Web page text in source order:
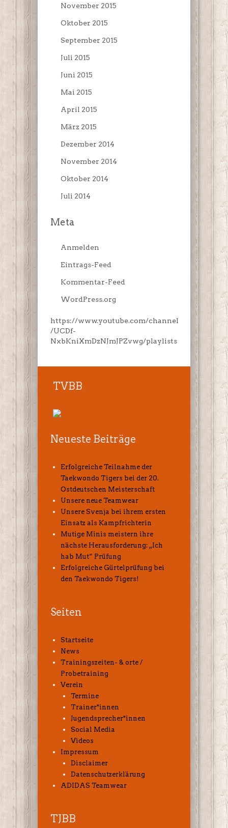
November 2015
Oktober 2015
September 2015
Juli 2015
Juni 2015
Mai 2015
April 2015
März 2015
Dezember 2014
November 2014
Oktober 2014
Juli 2014
Meta
Anmelden
Eintrags-Feed
Kommentar-Feed
WordPress.org
https://www.youtube.com/channel
/UCDf-
NxbKniXmDzNJmJPZvwg/playlists
TVBB
Neueste Beiträge
Erfolgreiche Teilnahme der
Taekwondo Tigers bei der 20.
Ostdeutschen Meisterschaft
Unsere neue Teamwear
Unsere Svenja bei ihrem ersten
Einsatz als Kampfrichterin
Mutige Minis meistern ihre
nächste Herausforderung: „Ich
hab Mut“ Prüfung
Erfolgreiche Gürtelprüfung bei
den Taekwondo Tigers!
Seiten
Startseite
News
Trainingszeiten- & orte /
Probetraining
Verein
Termine
Trainer*innen
Jugendsprecher*innen
Social Media
Videos
Impressum
Disclaimer
Datenschutzerklärung
ADIDAS Teamwear
TJBB